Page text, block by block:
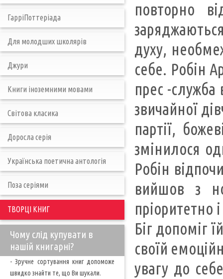
повторно
духу,
себе. Робін
прес -
звичайної
партії,
змінилося
Робін
вийшов з
пріоритетно
Біг допоміг
своїй
увагу до
ГарріПоттеріада
Для молодших школярів
Джури
Книги іноземними мовами
Світова класика
Доросла серія
Українська поетична антологія
Поза серіями
ТВОРЦІ КНИГ
Чому слід купувати в
нашій книгарні?
- Зручне сортування книг допоможе
швидко знайти те, що Ви шукали.